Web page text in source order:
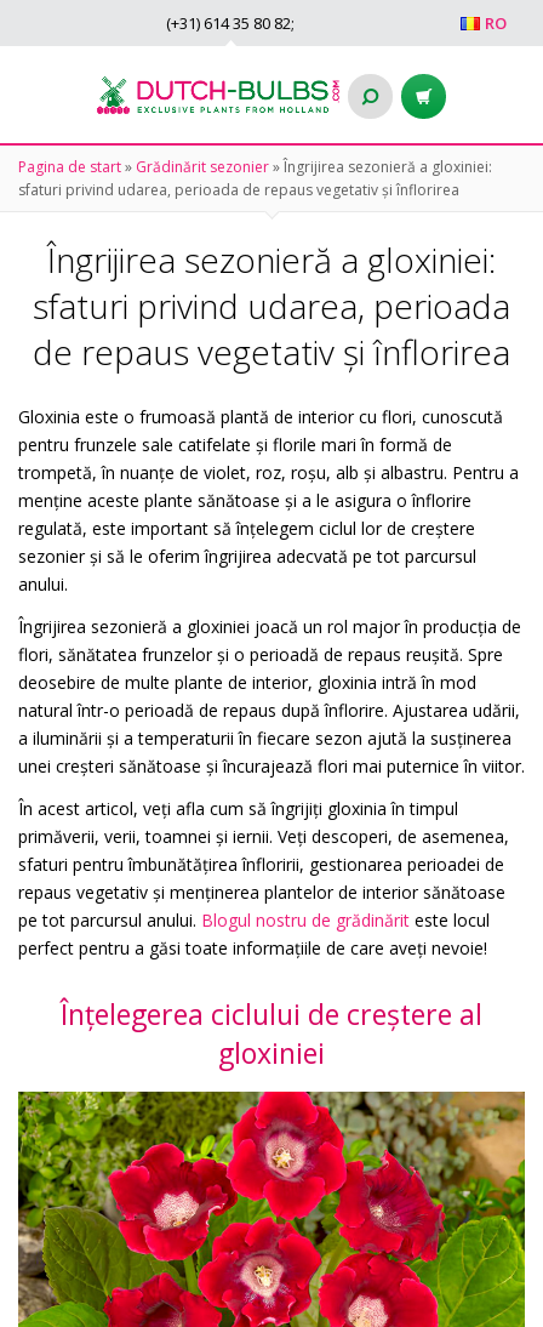
RO
(+31) 614 35 80 82;
Pagina de start» Grădinărit sezonier»Îngrijirea sezonieră a gloxiniei:
sfaturi privind udarea, perioada de repaus vegetativ și înflorirea
Îngrijirea sezonieră a gloxiniei:
sfaturi privind udarea, perioada
de repaus vegetativ și înflorirea
Gloxinia este o frumoasă plantă de interior cu flori, cunoscută
pentru frunzele sale catifelate și florile mari în formă de
trompetă, în nuanțe de violet, roz, roșu, alb și albastru. Pentru a
menține aceste plante sănătoase și a le asigura o înflorire
regulată, este important să înțelegem ciclul lor de creștere
sezonier și să le oferim îngrijirea adecvată pe tot parcursul
anului.
Îngrijirea sezonieră a gloxiniei joacă un rol major în producția de
flori, sănătatea frunzelor și o perioadă de repaus reușită. Spre
deosebire de multe plante de interior, gloxinia intră în mod
natural într-o perioadă de repaus după înflorire. Ajustarea udării,
a iluminării și a temperaturii în fiecare sezon ajută la susținerea
unei creșteri sănătoase și încurajează flori mai puternice în viitor.
În acest articol, veți afla cum să îngrijiți gloxinia în timpul
primăverii, verii, toamnei și iernii. Veți descoperi, de asemenea,
sfaturi pentru îmbunătățirea înfloririi, gestionarea perioadei de
repaus vegetativ și menținerea plantelor de interior sănătoase
pe tot parcursul anului. Blogul nostru de grădinărit este locul
perfect pentru a găsi toate informațiile de care aveți nevoie!
Înțelegerea ciclului de creștere al
gloxiniei